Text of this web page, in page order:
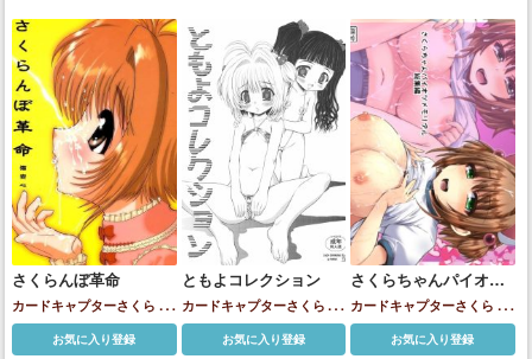
さくらんぼ革命
カードキャプターさくら
大
道寺知世木之本桜
お気に入り登録
ともよコレクション
カードキャプターさくら 大
道寺知世木之本桜
お気に入り登録
さくらちゃんパイオツ
メモリアル総集編
カードキャプターさくら
大
道寺知世木之本桜
お気に入り登録